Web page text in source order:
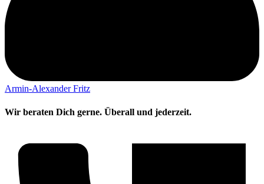
Armin-Alexander Fritz
Wir beraten Dich gerne. Überall und jederzeit.